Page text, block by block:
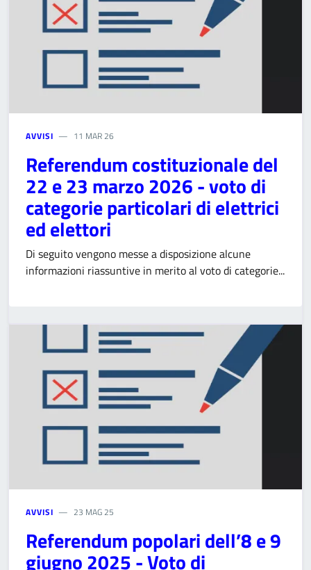
AVVISI 11 MAR 26
Referendum costituzionale del
22 e 23 marzo 2026 - voto di
categorie particolari di elettrici
ed elettori
Di seguito vengono messe a disposizione alcune
informazioni riassuntive in merito al voto di categorie...
AVVISI 23 MAG 25
Referendum popolari dell’8 e 9
giugno 2025 - Voto di